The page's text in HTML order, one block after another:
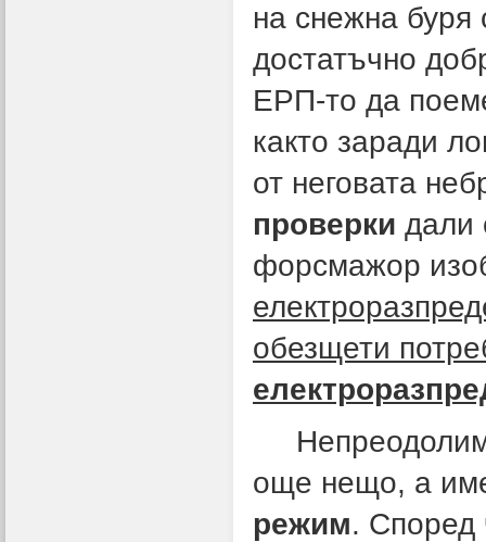
на снежна буря
достатъчно
ЕРП-то да
както заради
от неговата
проверки дали
форсмажор
обезщети
още нещо, а
режим. Според